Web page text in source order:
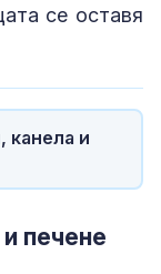
се оставя
канела и
печене